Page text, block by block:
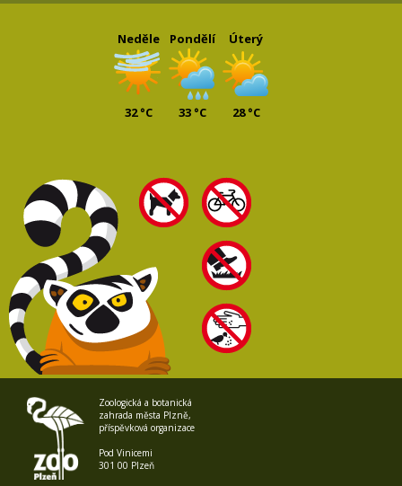
Neděle
32 °C
Pondělí
33 °C
Úterý
28 °C
Zoologická a botanická
zahrada města Plzně,
příspěvková organizace
Pod Vinicemi
301 00 Plzeň